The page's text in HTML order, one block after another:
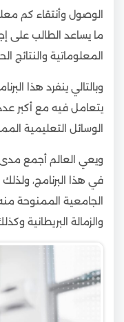
الوصول وأنتقاء كم
ما يساعد الطالب على
المعلوماتية والنتائج
وبالتالي ينفرد هذا
يتعامل فيه مع أكبر
الوسائل التعليمية
ويعي العالم أجمع
في هذا البرنامج،
الجامعية الممنوحة
والزمالة البريطانية